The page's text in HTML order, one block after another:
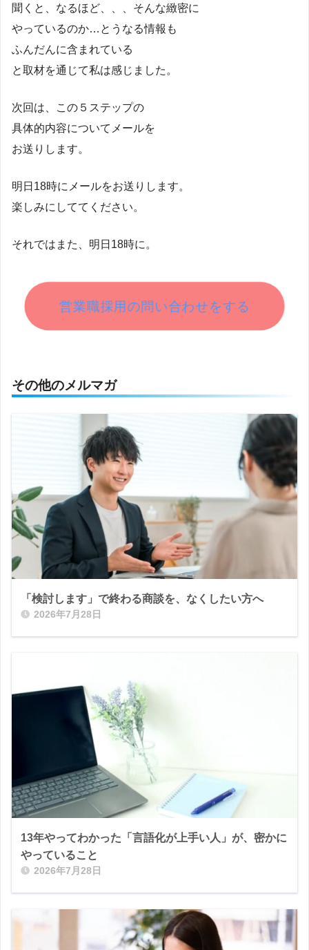
聞くと、なるほど、、、そんな緻密に
やっているのか…とうなる情報も
ふんだんに含まれている
と取材を通じて私は感じました。
次回は、この５ステップの
具体的内容についてメールを
お送りします。
明日18時にメールをお送りします。
楽しみにしててください。
それではまた、明日18時に。
営業職採用の問い合わせをする
その他のメルマガ
「検討します」で終わる商談を、なくしたい方へ
2026年7月28日
13年やってわかった「言語化が上手い人」が、密かに
やっていること
2026年7月28日